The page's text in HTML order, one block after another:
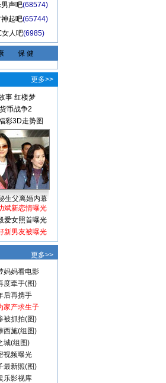
声吧(68574)
起吧(65744)
人吧(6985)
保 健
更多>>
事 红楼梦
货币战争2
彩3D走势图
生父离婚内幕
斌新恋情曝光
爱女照首曝光
新男友被曝光
更多>>
妈妈看电影
度牵手(图)
后再携手
家产求生子
被抓拍(图)
西施(组图)
城(组图)
视频曝光
最新照(图)
乐影视库